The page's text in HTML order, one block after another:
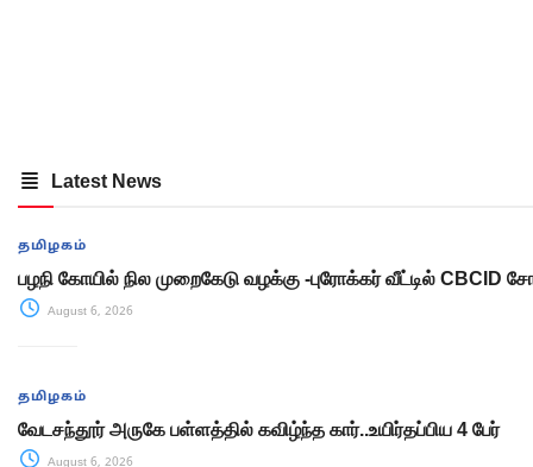
Latest News
தமிழகம்
பழநி கோயில் நில முறைகேடு வழக்கு -புரோக்கர் வீட்டில் CBCID
August 6, 2026
தமிழகம்
வேடசந்தூர் அருகே பள்ளத்தில் கவிழ்ந்த கார்..உயிர்தப்பிய 4 பேர்
August 6, 2026